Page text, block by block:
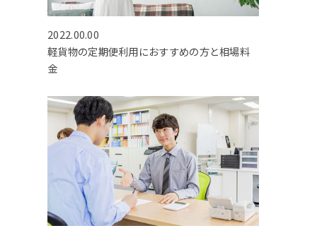
2022.00.00
軽貨物の定期便利用におすすめの方と相場料
金